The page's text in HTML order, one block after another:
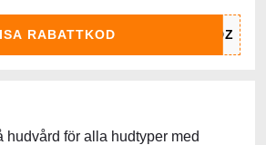
RABATTKOD
hudvård för alla hudtyper med